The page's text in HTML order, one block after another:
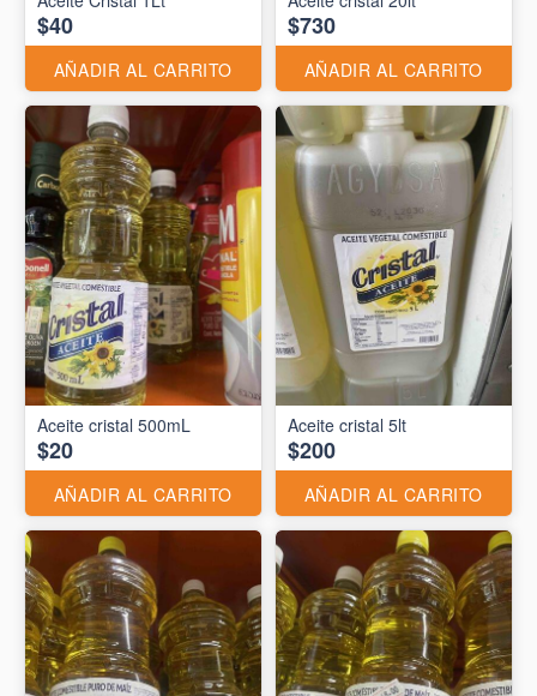
$40
AÑADIR AL CARRITO
$730
AÑADIR AL CARRITO
Aceite cristal 500mL
$20
AÑADIR AL CARRITO
Aceite cristal 5lt
$200
AÑADIR AL CARRITO